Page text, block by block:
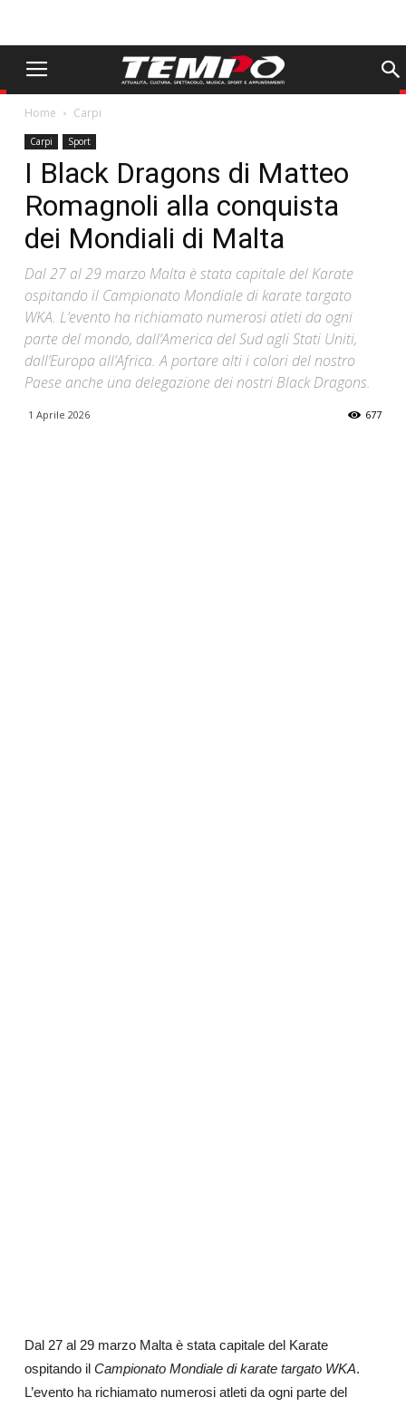
Home Carpi
Carpi Sport
I Black Dragons di Matteo
Romagnoli alla conquista
dei Mondiali di Malta
Dal 27 al 29 marzo Malta è stata capitale del Karate
ospitando il Campionato Mondiale di karate targato
WKA. L’evento ha richiamato numerosi atleti da ogni
parte del mondo, dall’America del Sud agli Stati Uniti,
dall’Europa all’Africa. A portare alti i colori del nostro
Paese anche una delegazione dei nostri Black Dragons.
1 Aprile 2026 677
Dal 27 al 29 marzo Maltaè stata capitale del Karate
ospitando il Campionato Mondiale di karate targato WKA.
L’evento ha richiamato numerosi atleti da ogni parte del